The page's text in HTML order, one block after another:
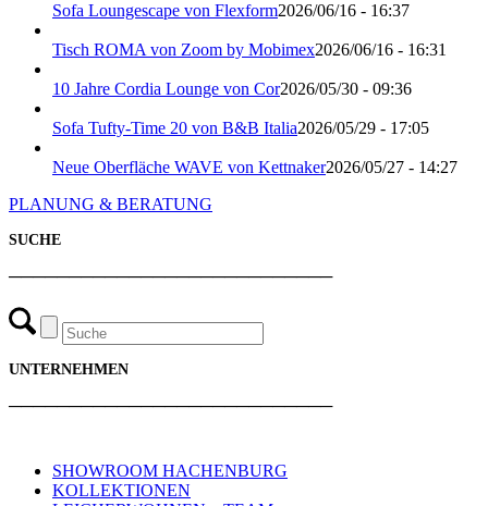
Sofa Loungescape von Flexform2026/06/16 - 16:37
Tisch ROMA von Zoom by Mobimex2026/06/16 - 16:31
10 Jahre Cordia Lounge von Cor2026/05/30 - 09:36
Sofa Tufty-Time 20 von B&B Italia2026/05/29 - 17:05
Neue Oberfläche WAVE von Kettnaker2026/05/27 - 14:27
PLANUNG & BERATUNG
SUCHE
───────────────────────────
UNTERNEHMEN
───────────────────────────
SHOWROOM HACHENBURG
KOLLEKTIONEN